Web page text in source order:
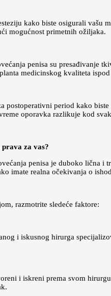
kako biste osigurali
mogućnost primetnih ožiljaka.
penisa su presađivanje
medicinskog kvaliteta ispod
postoperativni period kako
oporavka razlikuje kod
za vas?
penisa je duboko lična i
imate realna očekivanja o
razmotrite sledeće faktore:
i iskusnog hirurga
i iskreni prema svom